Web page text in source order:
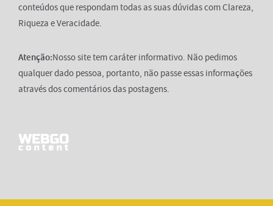
conteúdos que respondam todas as suas dúvidas com Clareza,
Riqueza e Veracidade.
Atenção:Nosso site tem caráter informativo. Não pedimos
qualquer dado pessoa, portanto, não passe essas informações
através dos comentários das postagens.